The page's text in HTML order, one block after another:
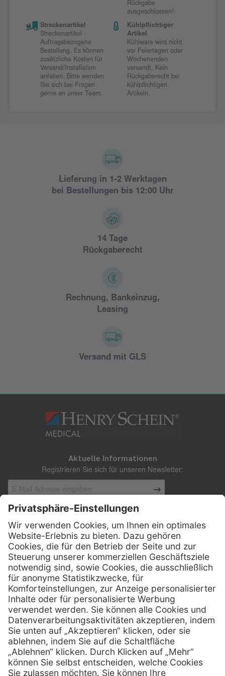
Rückgabe
ausgeschlossen!
Streckenartikel
Streckenartikel -
Auftragsbezogene
Bestellung. Es können
zusätzliche Kosten für
Versand/Installation
anfallen. Bitte wenden
Sie sich bei Fragen
gerne an unser Team.
Kühlpflichtiger
Artikel
Kühlware wird nicht
vor Feiertagen oder
Wochenenden
versandt. Kein
Rückgaberecht bei
kühlpflichtigen
Artikeln.
Lieferung in 1-2 Werktagen
bei Bestellungen bis 12:00 Uhr
14 Tage
Rückgaberecht
Rechnung, Bankeinzug,
Leasing
Versand mit GLS
Aktuelle Informationen
Registrieren Sie sich für unseren Newsletter:
Kontakt
Henry Schein Medical Austria GmbH
Schönbrunner Straße 297
A-1120 Wien
01 / 718 19 61 99
Telefax:01 / 718 19 61 23
E-Mail: info @ henryscheinmed.at
Services
Vorteile
Hilfe
FAQs